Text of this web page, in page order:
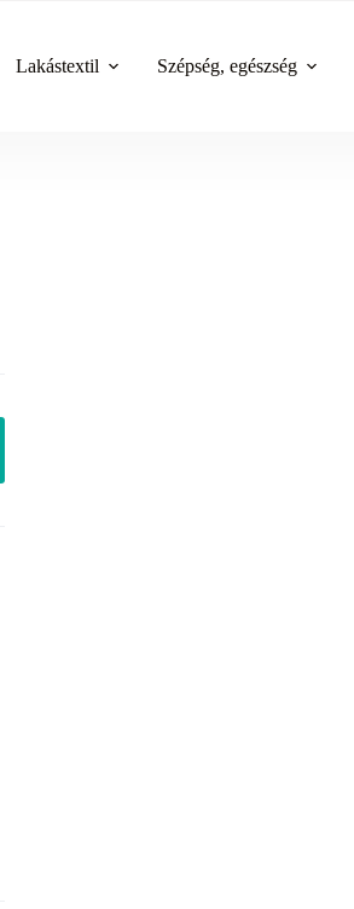
Lakástextil Szépség, egészség